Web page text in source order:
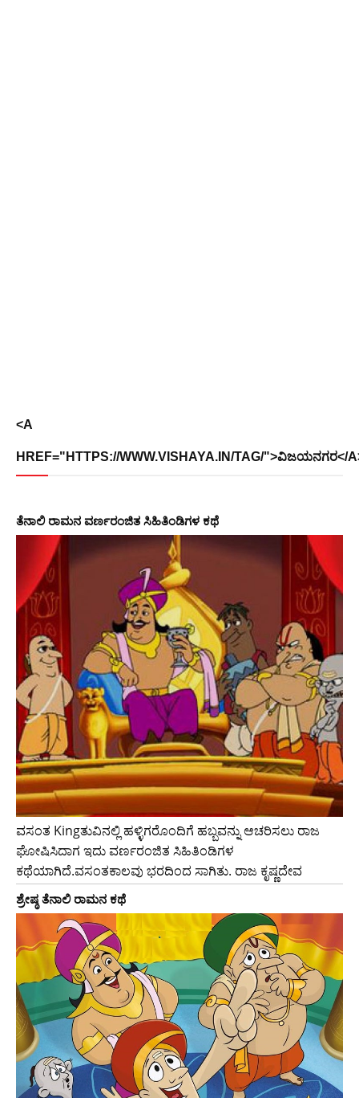
<A
HREF="HTTPS://WWW.VISHAYA.IN/TAG/">ವಿಜಯನಗರ</
ತೆನಾಲಿ ರಾಮನ ವರ್ಣರಂಜಿತ ಸಿಹಿತಿಂಡಿಗಳ ಕಥೆ
ವಸಂತ Kingತುವಿನಲ್ಲಿ ಹಳ್ಳಿಗರೊಂದಿಗೆ ಹಬ್ಬವನ್ನು ಆಚರಿಸಲು ರಾಜ
ಘೋಷಿಸಿದಾಗ ಇದು ವರ್ಣರಂಜಿತ ಸಿಹಿತಿಂಡಿಗಳ
ಕಥೆಯಾಗಿದೆ.ವಸಂತಕಾಲವು ಭರದಿಂದ ಸಾಗಿತು. ರಾಜ ಕೃಷ್ಣದೇವ
ಶ್ರೇಷ್ಠ ತೆನಾಲಿ ರಾಮನ ಕಥೆ